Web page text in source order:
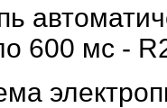
600 мс -